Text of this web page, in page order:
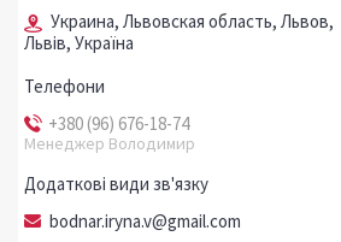
Украина, Львовская область, Львов,
Львів, Україна
+380 (96) 676-18-74
Менеджер Володимир
bodnar.iryna.v@gmail.com